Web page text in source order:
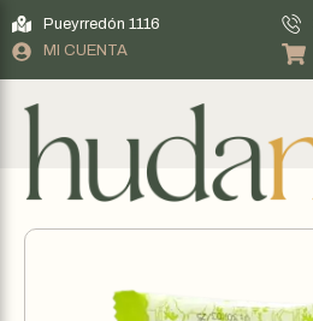
Pueyrredón 1116
MI CUENTA